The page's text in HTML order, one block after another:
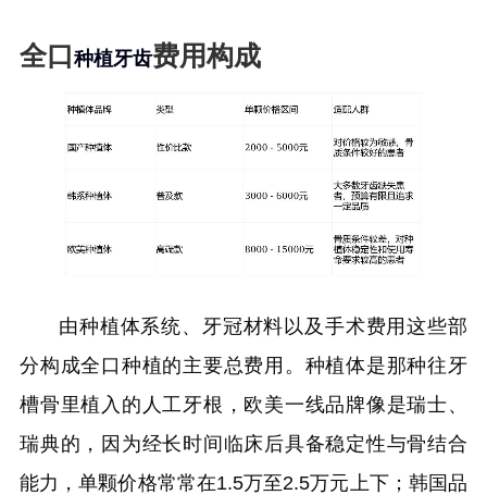
全口 种植牙齿费用构成
由种植体系统、牙冠材料以及手术费用这些部
分构成全口种植的主要总费用。种植体是那种往牙
槽骨里植入的人工牙根，欧美一线品牌像是瑞士、
瑞典的，因为经长时间临床后具备稳定性与骨结合
能力，单颗价格常常在1.5万至2.5万元上下；韩国品